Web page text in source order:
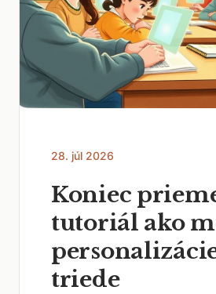
28. júl 2026
Koniec
tutoriál ako
triede